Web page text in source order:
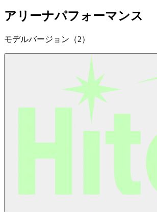
アリーナパフォーマンス
モデルバージョン（2）